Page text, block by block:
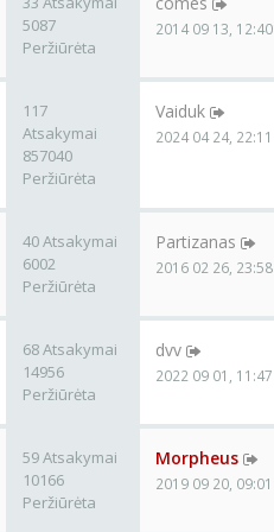
5087
Peržiūrėta
2014 09 13, 12:40
117
Atsakymai
857040
Peržiūrėta
Vaiduk
2024 04 24, 22:11
40 Atsakymai
6002
Peržiūrėta
Partizanas
2016 02 26, 23:58
68 Atsakymai
14956
Peržiūrėta
dvv
2022 09 01, 11:47
59 Atsakymai
10166
Peržiūrėta
Morpheus
2019 09 20, 09:01